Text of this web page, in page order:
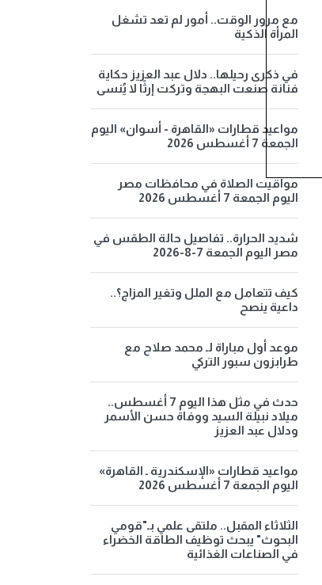
مع مرور الوقت.. أمور لم تعد تشغل
المرأة الذكية
في ذكرى رحيلها.. دلال عبد العزيز حكاية
فنانة صنعت البهجة وتركت إرثًا لا يُنسى
مواعيد قطارات «القاهرة - أسوان» اليوم
الجمعة 7 أغسطس 2026
مواقيت الصلاة في محافظات مصر
اليوم الجمعة 7 أغسطس 2026
شديد الحرارة.. تفاصيل حالة الطقس في
مصر اليوم الجمعة 7-8-2026
كيف تتعامل مع الملل وتغير المزاج؟..
داعية ينصح
موعد أول مباراة لـ محمد صلاح مع
طرابزون سبور التركي
حدث في مثل هذا اليوم 7 أغسطس..
ميلاد نبيلة السيد ووفاة حسن الأسمر
ودلال عبد العزيز
مواعيد قطارات «الإسكندرية ـ القاهرة»
اليوم الجمعة 7 أغسطس 2026
الثلاثاء المقبل.. ملتقى علمي بـ"قومي
البحوث" يبحث توظيف الطاقة الخضراء
في الصناعات الغذائية